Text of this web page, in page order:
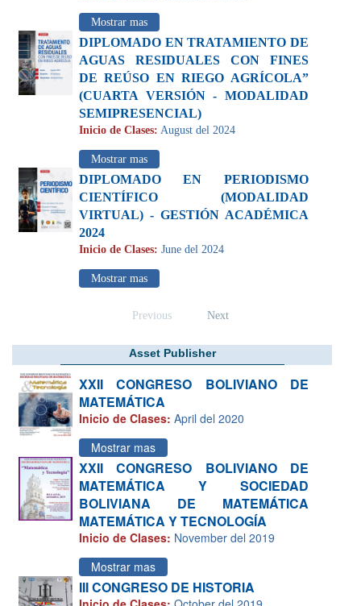
Mostrar mas
DIPLOMADO EN TRATAMIENTO DE
AGUAS RESIDUALES CON FINES
DE REÚSO EN RIEGO AGRÍCOLA”
(CUARTA VERSIÓN - MODALIDAD
SEMIPRESENCIAL)
Inicio de Clases: August del 2024
Mostrar mas
DIPLOMADO EN PERIODISMO
CIENTÍFICO (MODALIDAD
VIRTUAL) - GESTIÓN ACADÉMICA
2024
Inicio de Clases: June del 2024
Mostrar mas
Previous Next
Asset Publisher
XXII CONGRESO BOLIVIANO DE
MATEMÁTICA
Inicio de Clases: April del 2020
Mostrar mas
XXII CONGRESO BOLIVIANO DE
MATEMÁTICA Y SOCIEDAD
BOLIVIANA DE MATEMÁTICA
MATEMÁTICA Y TECNOLOGÍA
Inicio de Clases: November del 2019
Mostrar mas
III CONGRESO DE HISTORIA